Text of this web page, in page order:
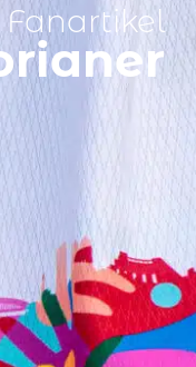
Fanartikel